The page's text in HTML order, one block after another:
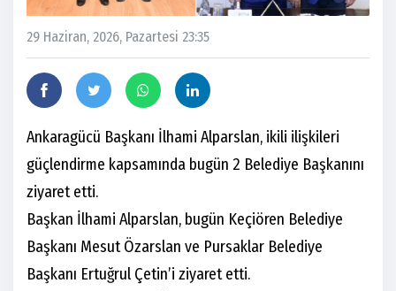
29 Haziran, 2026, Pazartesi 23:35
Ankaragücü Başkanı İlhami Alparslan, ikili ilişkileri
güçlendirme kapsamında bugün 2 Belediye Başkanını
ziyaret etti.
Başkan İlhami Alparslan, bugün Keçiören Belediye
Başkanı Mesut Özarslan ve Pursaklar Belediye
Başkanı Ertuğrul Çetin’i ziyaret etti.